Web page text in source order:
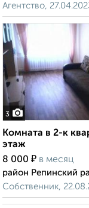
Агентство,
3
Комната в 2-к
этаж
8 000 ₽ в месяц
район Репинский
Собственник,